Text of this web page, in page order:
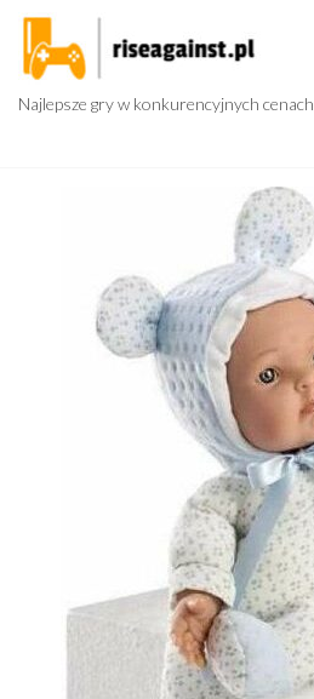
Przejdź
treści
Najlepsze gry w konkurencyjnych cenach